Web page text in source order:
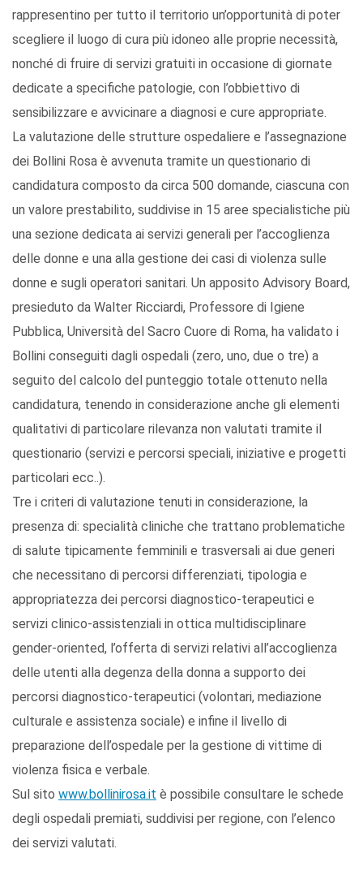
rappresentino per tutto il territorio un’opportunità di poter
scegliere il luogo di cura più idoneo alle proprie necessità,
nonché di fruire di servizi gratuiti in occasione di giornate
dedicate a specifiche patologie, con l’obbiettivo di
sensibilizzare e avvicinare a diagnosi e cure appropriate.
La valutazione delle strutture ospedaliere e l’assegnazione
dei Bollini Rosa è avvenuta tramite un questionario di
candidatura composto da circa 500 domande, ciascuna con
un valore prestabilito, suddivise in 15 aree specialistiche più
una sezione dedicata ai servizi generali per l’accoglienza
delle donne e una alla gestione dei casi di violenza sulle
donne e sugli operatori sanitari. Un apposito Advisory Board,
presieduto da Walter Ricciardi, Professore di Igiene
Pubblica, Università del Sacro Cuore di Roma, ha validato i
Bollini conseguiti dagli ospedali (zero, uno, due o tre) a
seguito del calcolo del punteggio totale ottenuto nella
candidatura, tenendo in considerazione anche gli elementi
qualitativi di particolare rilevanza non valutati tramite il
questionario (servizi e percorsi speciali, iniziative e progetti
particolari ecc..).
Tre i criteri di valutazione tenuti in considerazione, la
presenza di: specialità cliniche che trattano problematiche
di salute tipicamente femminili e trasversali ai due generi
che necessitano di percorsi differenziati, tipologia e
appropriatezza dei percorsi diagnostico-terapeutici e
servizi clinico-assistenziali in ottica multidisciplinare
gender-oriented, l’offerta di servizi relativi all’accoglienza
delle utenti alla degenza della donna a supporto dei
percorsi diagnostico-terapeutici (volontari, mediazione
culturale e assistenza sociale) e infine il livello di
preparazione dell’ospedale per la gestione di vittime di
violenza fisica e verbale.
Sul sito www.bollinirosa.it è possibile consultare le schede
degli ospedali premiati, suddivisi per regione, con l’elenco
dei servizi valutati.